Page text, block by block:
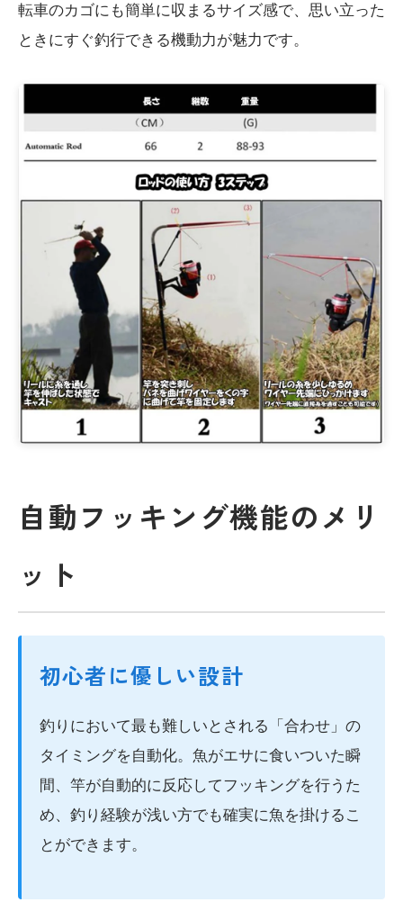
転車のカゴにも簡単に収まるサイズ感で、思い立った
ときにすぐ釣行できる機動力が魅力です。
自動フッキング機能のメリ
ット
初心者に優しい設計
釣りにおいて最も難しいとされる「合わせ」の
タイミングを自動化。魚がエサに食いついた瞬
間、竿が自動的に反応してフッキングを行うた
め、釣り経験が浅い方でも確実に魚を掛けるこ
とができます。